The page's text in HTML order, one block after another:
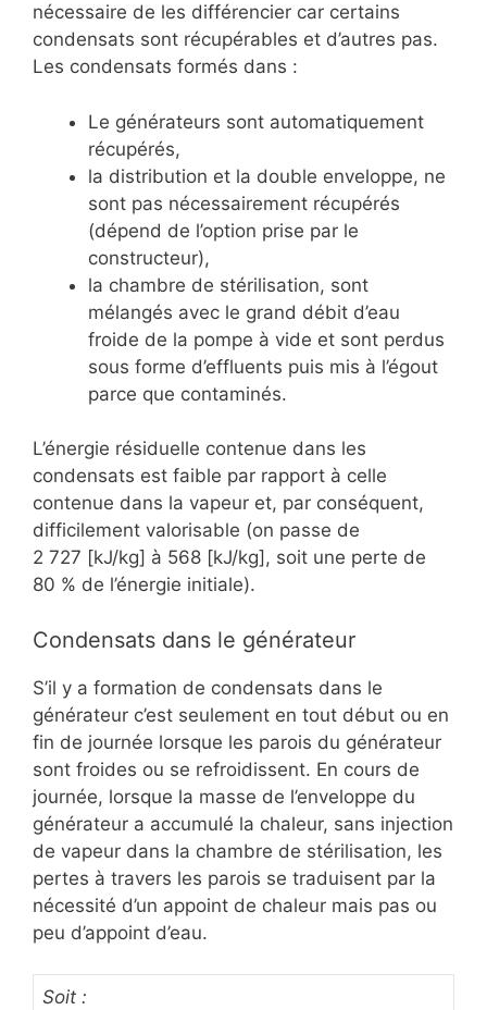
nécessaire de les différencier car certains
condensats sont récupérables et d’autres pas.
Les condensats formés dans :
Le générateurs sont automatiquement
récupérés,
la distribution et la double enveloppe, ne
sont pas nécessairement récupérés
(dépend de l’option prise par le
constructeur),
la chambre de stérilisation, sont
mélangés avec le grand débit d’eau
froide de la pompe à vide et sont perdus
sous forme d’effluents puis mis à l’égout
parce que contaminés.
L’énergie résiduelle contenue dans les
condensats est faible par rapport à celle
contenue dans la vapeur et, par conséquent,
difficilement valorisable (on passe de
2 727 [kJ/kg] à 568 [kJ/kg], soit une perte de
80 % de l’énergie initiale).
Condensats dans le générateur
S’il y a formation de condensats dans le
générateur c’est seulement en tout début ou en
fin de journée lorsque les parois du générateur
sont froides ou se refroidissent. En cours de
journée, lorsque la masse de l’enveloppe du
générateur a accumulé la chaleur, sans injection
de vapeur dans la chambre de stérilisation, les
pertes à travers les parois se traduisent par la
nécessité d’un appoint de chaleur mais pas ou
peu d’appoint d’eau.
Soit :